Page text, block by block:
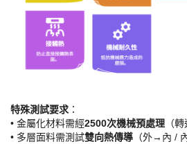
特殊測試要求 ​：
• 金屬化材料需經​​2500次機械預處理​ （
• 多層面料需測試​​雙向熱傳導​ （外→內 /